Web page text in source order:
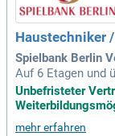
Haustechniker
Spielbank Berlin
Auf 6 Etagen und
Spiel-,
hinaus betreibt
nsehturm, an der
Unbefristeter
mehr erfahren